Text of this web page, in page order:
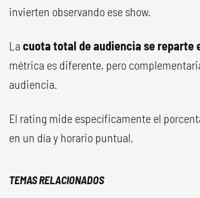
invierten observando ese show.
La cuota total de audiencia se reparte
métrica es diferente, pero
audiencia.
El rating mide específicamente el
en un día y horario puntual.
TEMAS RELACIONADOS